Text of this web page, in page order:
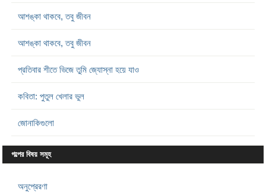
আশঙ্কা থাকবে, তবু জীবন
আশঙ্কা থাকবে, তবু জীবন
প্রতিবার শীতে ভিজে তুমি জ্যোস্না হয়ে যাও
কবিতা: পুতুল খেলার ভুল
জোনাকিগুলো
গল্পের বিষয় সমূহ
অনুপ্রেরণা